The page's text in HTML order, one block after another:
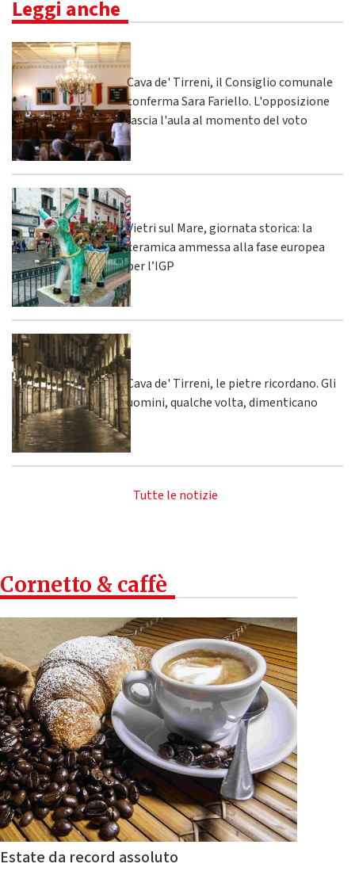
Leggi anche
Cava de' Tirreni, il Consiglio comunale
conferma Sara Fariello. L'opposizione
lascia l'aula al momento del voto
Vietri sul Mare, giornata storica: la
ceramica ammessa alla fase europea
per l’IGP
Cava de' Tirreni, le pietre ricordano. Gli
uomini, qualche volta, dimenticano
Tutte le notizie
Cornetto & caffè
Estate da record assoluto